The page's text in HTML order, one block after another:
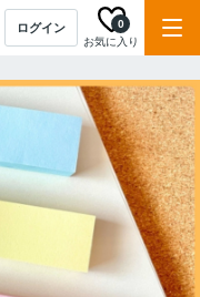
ログイン
お気に入り
0